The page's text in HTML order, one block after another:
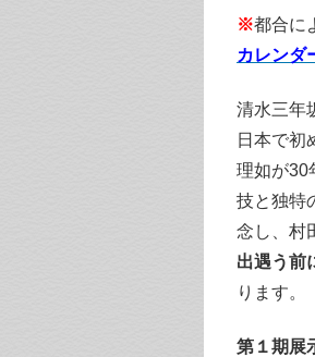
※都合に
カレンダ
清水三年
日本で初
理如が30
技と独特
念し、村
出遇う前
ります。
第１期展